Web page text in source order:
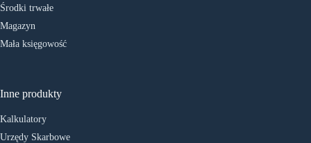
Środki trwałe
Magazyn
Mała księgowość
Inne produkty
Kalkulatory
Urzędy Skarbowe